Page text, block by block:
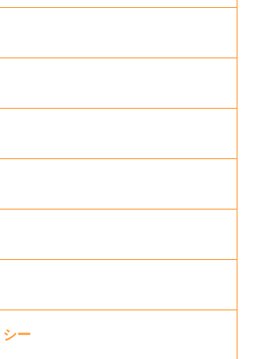
シー